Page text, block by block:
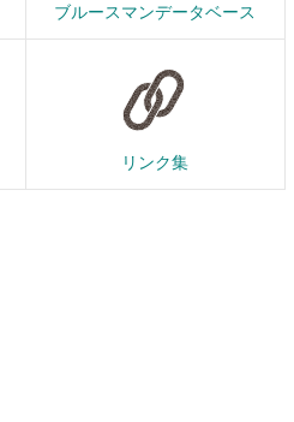
ブルースマンデータベース
リンク集